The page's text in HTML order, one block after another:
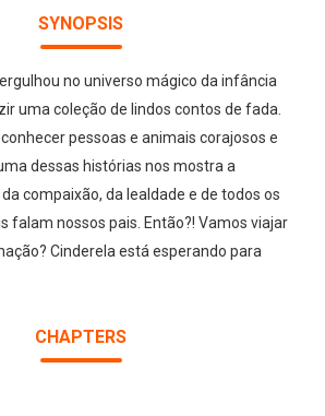
SYNOPSIS
no universo mágico da infância
uma coleção de lindos contos de fada.
pessoas e animais corajosos e
dessas histórias nos mostra a
compaixão, da lealdade e de todos os
falam nossos pais. Então?! Vamos viajar
Cinderela está esperando para
CHAPTERS